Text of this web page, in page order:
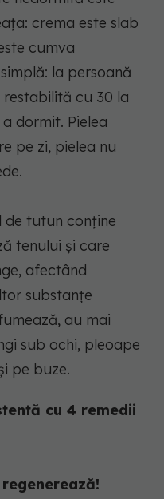
crema este slab
cumva
la persoană
cu 30 la
dormit. Pielea
pe zi, pielea nu
de tutun conține
tenului și care
afectând
substanțe
au mai
sub ochi, pleoape
pe buze.
cu 4 remedii